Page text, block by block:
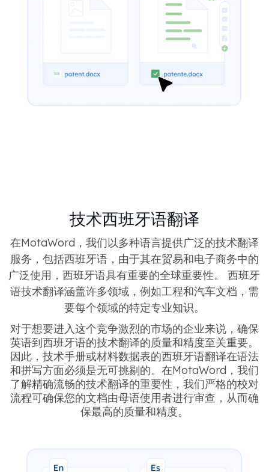
技术西班牙语翻译
在MotaWord，我们以多种语言提供广泛的技术翻译
服务，包括西班牙语，由于其在贸易和电子商务中的
广泛使用，西班牙语具有重要的全球重要性。 西班牙
语技术翻译涵盖许多领域，例如工程和汽车文档，需
要每个领域的特定专业知识。
对于想要进入这个竞争激烈的市场的企业来说，确保
英语到西班牙语的技术翻译的质量和精度至关重要。
因此，技术手册或材料数据表的西班牙语翻译在语法
和拼写方面必须是无可挑剔的。在MotaWord，我们
了解精确流畅的技术翻译的重要性，我们严格的校对
流程可确保您的文档由母语使用者进行审查，从而确
保最高的质量和精度。